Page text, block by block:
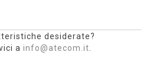
desiderate?
a info@atecom.it